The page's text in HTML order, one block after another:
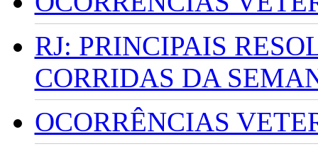
RJ: PRINCIPAIS
CORRIDAS DA
OCORRÊNCIAS